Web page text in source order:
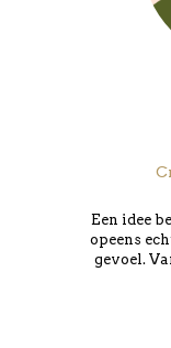
Een idee
opeens
gevoel.